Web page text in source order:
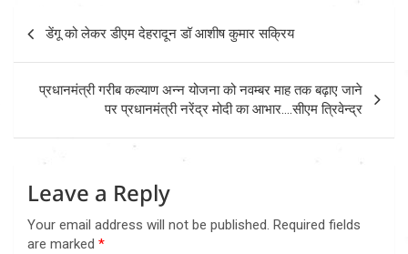
Post
navigation
डेंगू को लेकर डीएम देहरादून डॉ आशीष कुमार सक्रिय
प्रधानमंत्री गरीब कल्याण अन्न योजना को नवम्बर माह तक बढ़ाए जाने
पर प्रधानमंत्री नरेंद्र मोदी का आभार….सीएम त्रिवेन्द्र
Leave a Reply
Your email address will not be published. Required fields
are marked *